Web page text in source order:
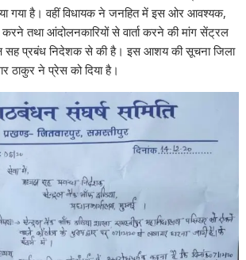
गया है। वहीं विधायक ने जनहित में इस ओर आवश्यक,
करने तथा आंदोलनकारियों से वार्ता करने की मांग सेंट्रल
सह प्रबंध निदेशक से की है। इस आशय की सूचना जिला
ठाकुर ने प्रेस को दिया है।